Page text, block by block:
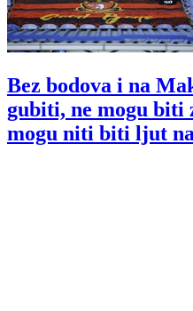
Bez bodova i na
gubiti, ne mogu biti
mogu niti biti ljut